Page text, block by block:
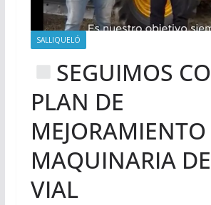
SALLIQUELÓ
SEGUIMOS
PLAN DE
MAQUINARIA
VIAL